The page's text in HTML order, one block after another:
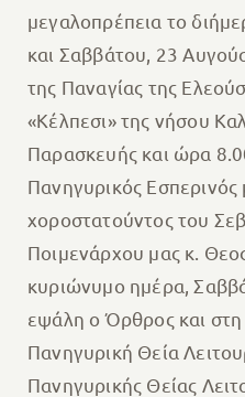
μεγαλοπρέπεια το
και Σαββάτου, 23
της Παναγίας της
«Κέλπεσι» της νήσου
Παρασκευής και ώρα
Πανηγυρικός Εσπερινός
χοροστατούντος του
Ποιμενάρχου μας κ.
κυριώνυμο ημέρα,
εψάλη ο Όρθρος και στη
Πανηγυρική Θεία
Πανηγυρικής Θείας